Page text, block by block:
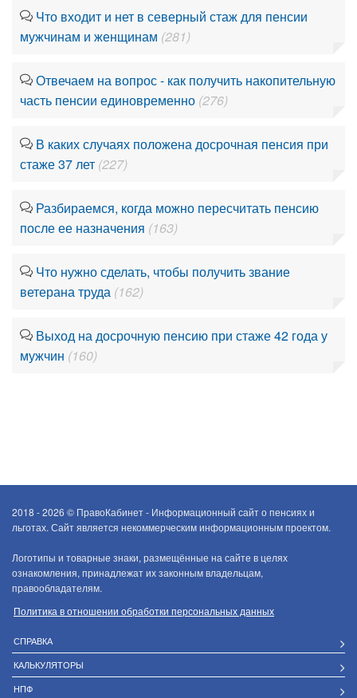
Что входит и нет в северный стаж для пенсии
мужчинам и женщинам (281)
Отвечаем на вопрос - как получить накопительную
часть пенсии единовременно (276)
В каких случаях положена досрочная пенсия при
стаже 37 лет (227)
Разбираемся, когда можно пересчитать пенсию
после ее назначения (163)
Что нужно сделать, чтобы получить звание
ветерана труда (162)
Выход на досрочную пенсию при стаже 42 года у
мужчин (160)
2018 - 2026 © ПравоКабинет - Информационный сайт о пенсиях и
льготах. Сайт является некоммерческим информационным проектом.
Логотипы и товарные знаки, размещённые на сайте в целях
ознакомления, принадлежат их законным владельцам,
правообладателям.
Политика в отношении обработки персональных данных
СПРАВКА
КАЛЬКУЛЯТОРЫ
НПФ